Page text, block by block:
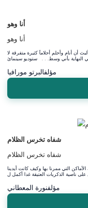
أنا وهو
أنا وهو
أن أنام وأحلم أحلامآ كثيرة متفرقة لا
مؤلفالبرتو مورافيا
شفاه تخرس الظلام
شفاه تخرس الظلام
التي ممرنا بها وكيف كانت أيدينا
مؤلفنورة المعطاني